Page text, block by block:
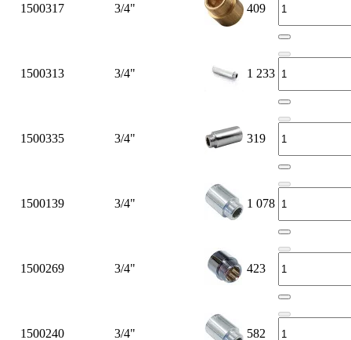
1500317 3/4" 409
1500313 3/4" 1 233
1500335 3/4" 319
1500139 3/4" 1 078
1500269 3/4" 423
1500240 3/4" 582